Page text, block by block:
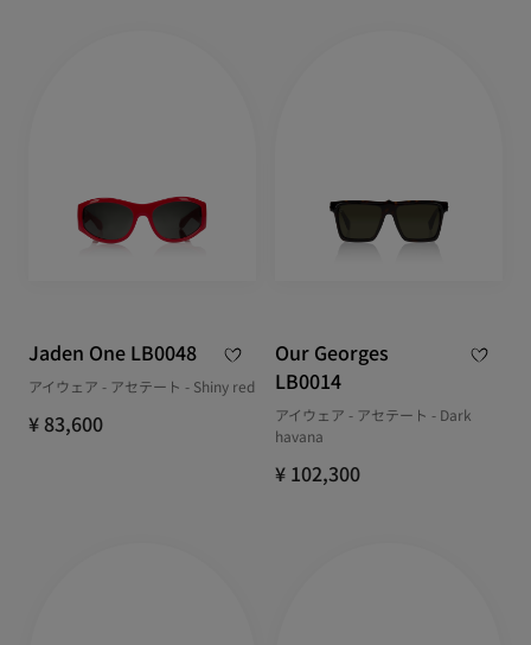
Jaden One LB0048
アイウェア - アセテート - Shiny red
¥ 83,600
Our Georges
LB0014
アイウェア - アセテート - Dark
havana
¥ 102,300